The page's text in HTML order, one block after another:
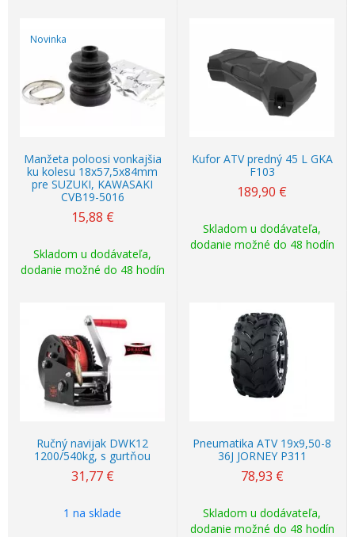
Novinka
Manžeta poloosi vonkajšia
ku kolesu 18x57,5x84mm
pre SUZUKI, KAWASAKI
CVB19-5016
15,88 €
Skladom u dodávateľa,
dodanie možné do 48 hodín
Kufor ATV predný 45 L GKA
F103
189,90 €
Skladom u dodávateľa,
dodanie možné do 48 hodín
Ručný navijak DWK12
1200/540kg, s gurtňou
31,77 €
1 na sklade
Pneumatika ATV 19x9,50-8
36J JORNEY P311
78,93 €
Skladom u dodávateľa,
dodanie možné do 48 hodín